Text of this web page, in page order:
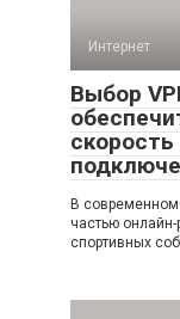
Интернет
Выбор
В
частью
спортивных